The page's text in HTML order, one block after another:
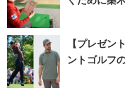
【プレゼン
ントゴルフ